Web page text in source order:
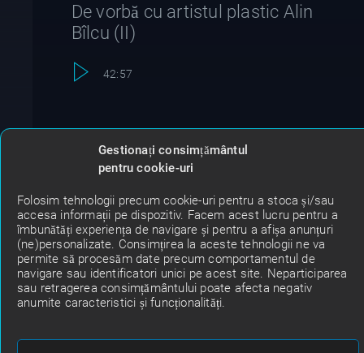
Gestionați consimțământul
pentru cookie-uri
Folosim tehnologii precum cookie-uri pentru a stoca și/sau
accesa informații pe dispozitiv. Facem acest lucru pentru a
îmbunătăți experiența de navigare și pentru a afișa anunțuri
(ne)personalizate. Consimțirea la aceste tehnologii ne va
permite să procesăm date precum comportamentul de
navigare sau identificatori unici pe acest site. Neparticiparea
sau retragerea consimțământului poate afecta negativ
anumite caracteristici și funcționalități.
De vorbă cu artistul plastic Alin
Bîlcu (II)
42:57
Pulsul Orasului
8 Tracks